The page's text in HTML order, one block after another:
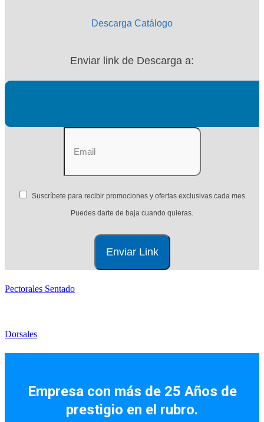
Descarga Catálogo
Enviar link de Descarga a:
Suscríbete para recibir promociones y ofertas exclusivas cada mes.
Puedes darte de baja cuando quieras.
Pectorales Sentado
Dorsales
Empresa con más de 25 Años de
prestigio en el rubro.